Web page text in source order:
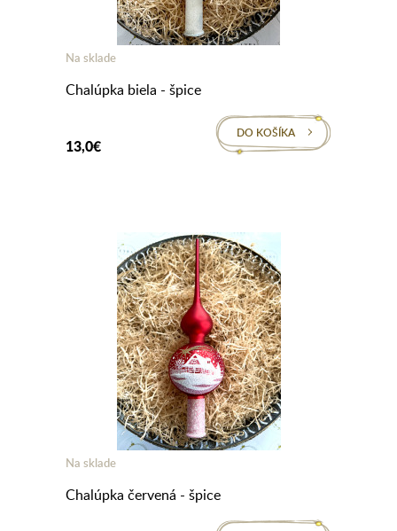
Na sklade
Chalúpka biela - špice
13,0€
DO KOŠÍKA
Na sklade
Chalúpka červená - špice